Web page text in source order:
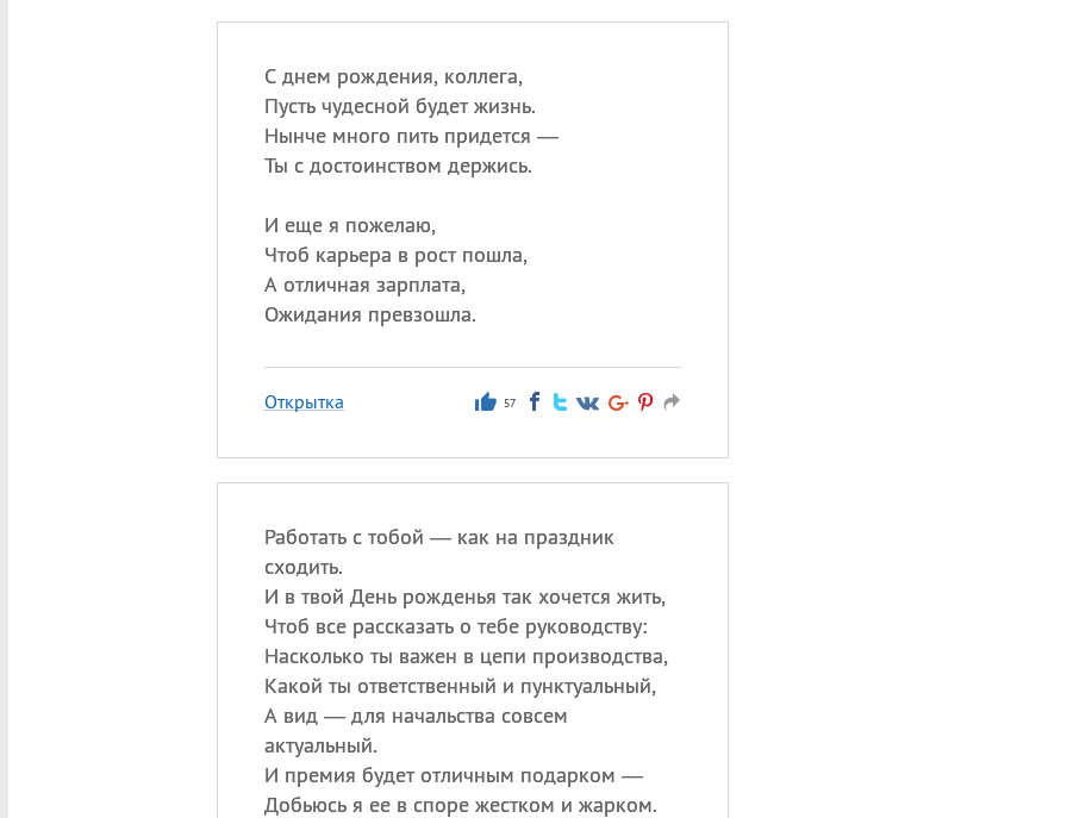
С днем рождения, коллега,
Пусть чудесной будет жизнь.
Нынче много пить придется —
Ты с достоинством держись.
И еще я пожелаю,
Чтоб карьера в рост пошла,
А отличная зарплата,
Ожидания превзошла.
Открытка 57
Работать с тобой — как на праздник
сходить.
И в твой День рожденья так хочется жить,
Чтоб все рассказать о тебе руководству:
Насколько ты важен в цепи производства,
Какой ты ответственный и пунктуальный,
А вид — для начальства совсем
актуальный.
И премия будет отличным подарком —
Добьюсь я ее в споре жестком и жарком.